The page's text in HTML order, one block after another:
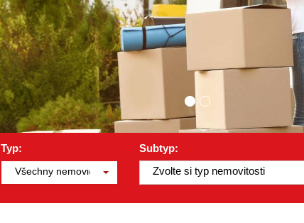
Typ:
Všechny nemovitosti
Subtyp:
Zvolte si typ nemovitosti